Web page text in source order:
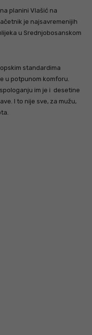
planini Vlašić na
je najsavremenijih
u Srednjobosanskom
standardima
u potpunom komforu.
im je i desetine
I to nije sve, za mužu,